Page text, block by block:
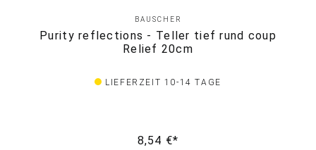
BAUSCHER
Purity reflections - Teller tief rund coup
Relief 20cm
LIEFERZEIT 10-14 TAGE
8,54 €*